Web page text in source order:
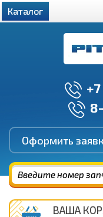
Оформить
Каталог
ВАША